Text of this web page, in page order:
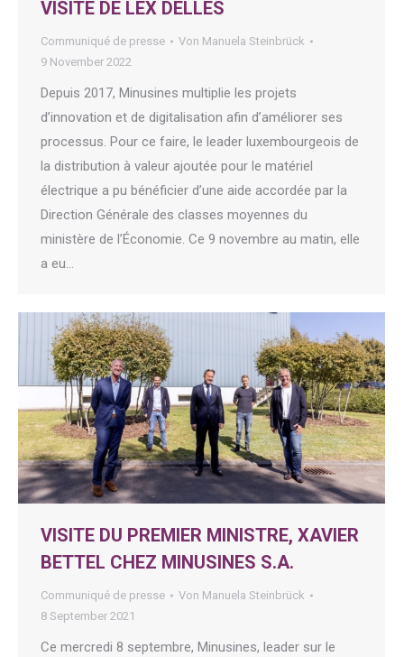
VISITE DE LEX DELLES
Communiqué de presse Von Manuela Steinbrück
9 November 2022
Depuis 2017, Minusines multiplie les projets
d’innovation et de digitalisation afin d’améliorer ses
processus. Pour ce faire, le leader luxembourgeois de
la distribution à valeur ajoutée pour le matériel
électrique a pu bénéficier d’une aide accordée par la
Direction Générale des classes moyennes du
ministère de l’Économie. Ce 9 novembre au matin, elle
a eu…
VISITE DU PREMIER MINISTRE, XAVIER
BETTEL CHEZ MINUSINES S.A.
Communiqué de presse Von Manuela Steinbrück
8 September 2021
Ce mercredi 8 septembre, Minusines, leader sur le